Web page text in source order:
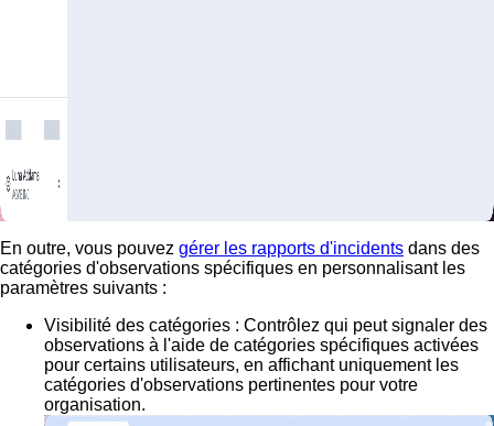
En outre, vous pouvez gérer les rapports d'incidents dans des
catégories d'observations spécifiques en personnalisant les
paramètres suivants :
Visibilité des catégories : Contrôlez qui peut signaler des
observations à l'aide de catégories spécifiques activées
pour certains utilisateurs, en affichant uniquement les
catégories d'observations pertinentes pour votre
organisation.